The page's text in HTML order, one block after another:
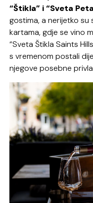
“Štikla” i “Sveta
gostima, a nerijetko su
kartama, gdje se vino
“Sveta Štikla Saints
s vremenom postali
njegove posebne